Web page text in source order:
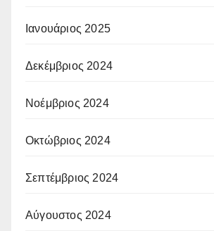
Ιανουάριος 2025
Δεκέμβριος 2024
Νοέμβριος 2024
Οκτώβριος 2024
Σεπτέμβριος 2024
Αύγουστος 2024